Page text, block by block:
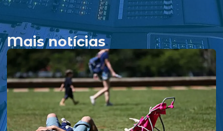
Mais notícias